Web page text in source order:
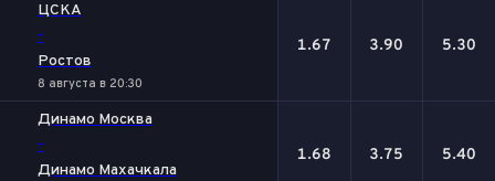
ЦСКА
-
Ростов
8 августа в 20:30
1.67 3.90 5.30
Динамо Москва
-
Динамо Махачкала
1.68 3.75 5.40